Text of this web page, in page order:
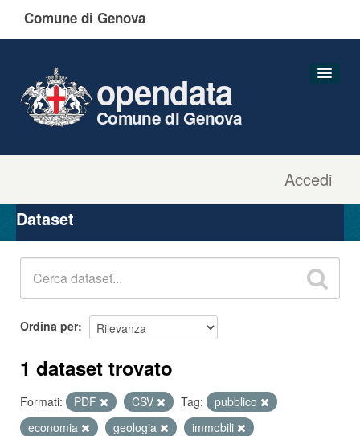
Comune di Genova
Accedi
opendata
Comune di Genova
Organizzazioni
Gruppi
Dataset
Ordina per
1 dataset trovato
Formati: PDF CSV Tag:
pubblico
economia
geologia
immobili